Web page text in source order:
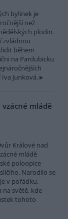
bylinek je
než
plodin.
zvládnou
během
na Pardubicku
Junková.
mládě
Králové nad
mládě
poloopice
Narodilo se
v pořádku.
na světě, kde
tohoto